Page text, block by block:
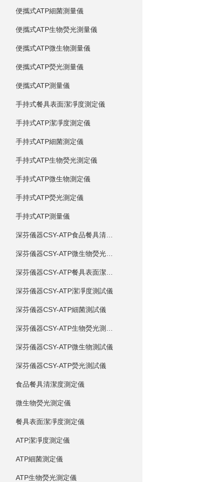
便攜式ATP細菌測量儀
便攜式ATP生物熒光測量儀
便攜式ATP微生物測量儀
便攜式ATP熒光測量儀
便攜式ATP測量儀
手持式餐具表面潔凈度測定儀
手持式ATP潔凈度測定儀
手持式ATP細菌測定儀
手持式ATP生物熒光測定儀
手持式ATP微生物測定儀
手持式ATP熒光測定儀
手持式ATP測量儀
深芬儀器CSY-ATP潔凈度測試儀
深芬儀器CSY-ATP細菌測試儀
深芬儀器CSY-ATP微生物測試儀
深芬儀器CSY-ATP熒光測試儀
食品餐具清潔度測定儀
微生物熒光測定儀
餐具表面潔凈度測定儀
ATP潔凈度測定儀
ATP細菌測定儀
ATP生物熒光測定儀